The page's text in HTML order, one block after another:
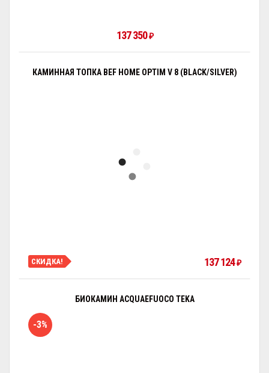
137 350₽
КАМИННАЯ ТОПКА BEF HOME OPTIM V 8 (BLACK/SILVER)
СКИДКА! 137 124₽
БИОКАМИН ACQUAEFUOCO TEKA
-3%